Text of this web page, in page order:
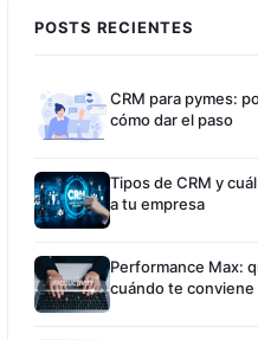
POSTS RECIENTES
CRM para pymes:
cómo dar el paso
Tipos de CRM y
a tu empresa
Performance Max:
cuándo te conviene